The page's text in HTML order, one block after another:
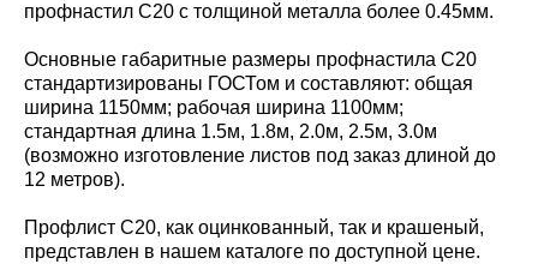
профнастил С20 с толщиной металла более 0.45мм.
Основные габаритные размеры профнастила С20
стандартизированы ГОСТом и составляют: общая
ширина 1150мм; рабочая ширина 1100мм;
стандартная длина 1.5м, 1.8м, 2.0м, 2.5м, 3.0м
(возможно изготовление листов под заказ длиной до
12 метров).
Профлист С20, как оцинкованный, так и крашеный,
представлен в нашем каталоге по доступной цене.